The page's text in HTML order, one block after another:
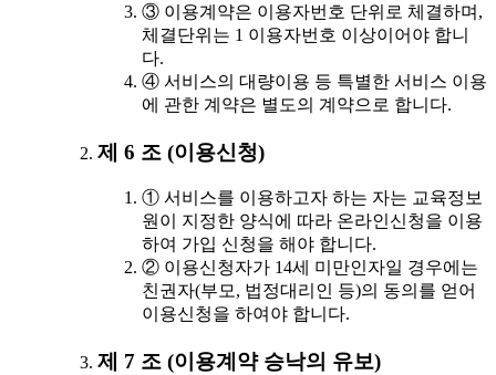
③ 이용계약은 이용자번호 단위로 체결하며,
체결단위는 1 이용자번호 이상이어야 합니
다.
④ 서비스의 대량이용 등 특별한 서비스 이용
에 관한 계약은 별도의 계약으로 합니다.
제 6 조 (이용신청)
① 서비스를 이용하고자 하는 자는 교육정보
원이 지정한 양식에 따라 온라인신청을 이용
하여 가입 신청을 해야 합니다.
② 이용신청자가 14세 미만인자일 경우에는
친권자(부모, 법정대리인 등)의 동의를 얻어
이용신청을 하여야 합니다.
제 7 조 (이용계약 승낙의 유보)